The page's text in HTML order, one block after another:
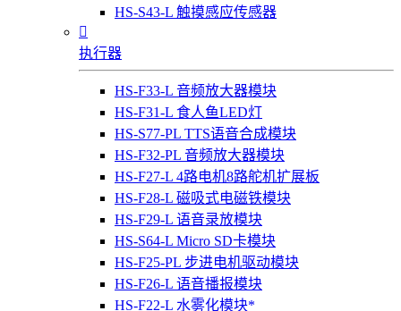
HS-S43-L 触摸感应传感器

执行器
HS-F33-L 音频放大器模块
HS-F31-L 食人鱼LED灯
HS-S77-PL TTS语音合成模块
HS-F32-PL 音频放大器模块
HS-F27-L 4路电机8路舵机扩展板
HS-F28-L 磁吸式电磁铁模块
HS-F29-L 语音录放模块
HS-S64-L Micro SD卡模块
HS-F25-PL 步进电机驱动模块
HS-F26-L 语音播报模块
HS-F22-L 水雾化模块*